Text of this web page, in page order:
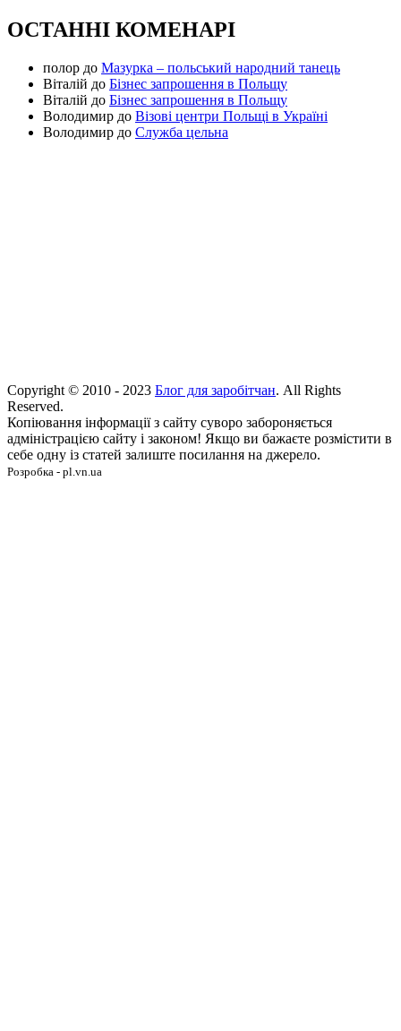
ОСТАННІ КОМЕНАРІ
полор до Мазурка – польський народний танець
Віталій до Бізнес запрошення в Польщу
Віталій до Бізнес запрошення в Польщу
Володимир до Візові центри Польщі в Україні
Володимир до Служба цельна
Copyright © 2010 - 2023 Блог для заробітчан. All Rights
Reserved.
Копіювання інформації з сайту суворо забороняється
адміністрацією сайту і законом! Якщо ви бажаєте розмістити в
себе одну із статей залиште посилання на джерело.
Розробка - pl.vn.ua